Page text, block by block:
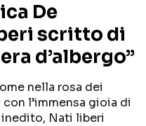
CANZONI
TOUR ED EVENTI
SHOW
De
scritto di
d’albergo”
nella rosa dei
l’immensa gioia di
Nati liberi